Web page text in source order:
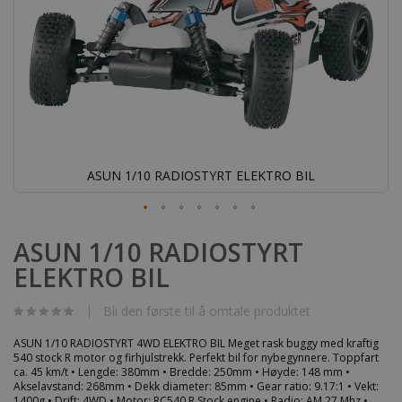
ASUN 1/10 RADIOSTYRT ELEKTRO BIL
til
begynnelsen
av
bildegalleri
ASUN 1/10 RADIOSTYRT
ELEKTRO BIL
Bli den første til å omtale produktet
ASUN 1/10 RADIOSTYRT 4WD ELEKTRO BIL Meget rask buggy med kraftig
540 stock R motor og firhjulstrekk. Perfekt bil for nybegynnere. Toppfart
ca. 45 km/t • Lengde: 380mm • Bredde: 250mm • Høyde: 148 mm •
Akselavstand: 268mm • Dekk diameter: 85mm • Gear ratio: 9.17:1 • Vekt: